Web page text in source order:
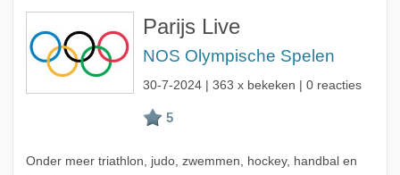
Parijs Live
NOS Olympische Spelen
30-7-2024| 363 x bekeken | 0 reacties
Onder meer triathlon, judo, zwemmen, hockey, handbal en